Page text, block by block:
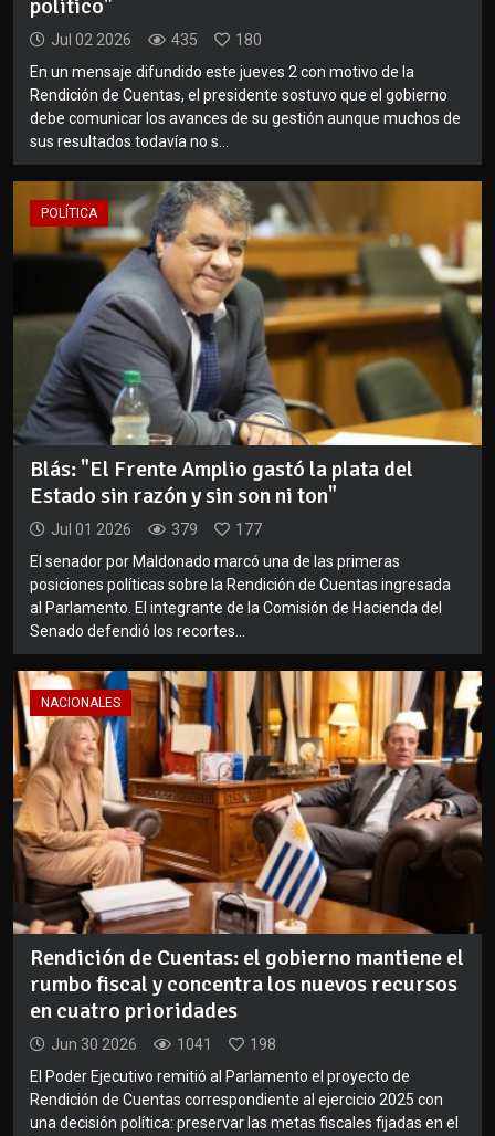
político"
Jul 02 2026 435
180
En un mensaje difundido este jueves 2 con motivo de la
Rendición de Cuentas, el presidente sostuvo que el gobierno
debe comunicar los avances de su gestión aunque muchos de
sus resultados todavía no s...
POLÍTICA
Blás: "El Frente Amplio gastó la plata del
Estado sin razón y sin son ni ton"
Jul 01 2026 379
177
El senador por Maldonado marcó una de las primeras
posiciones políticas sobre la Rendición de Cuentas ingresada
al Parlamento. El integrante de la Comisión de Hacienda del
Senado defendió los recortes...
NACIONALES
Rendición de Cuentas: el gobierno mantiene el
rumbo fiscal y concentra los nuevos recursos
en cuatro prioridades
Jun 30 2026 1041
198
El Poder Ejecutivo remitió al Parlamento el proyecto de
Rendición de Cuentas correspondiente al ejercicio 2025 con
una decisión política: preservar las metas fiscales fijadas en el